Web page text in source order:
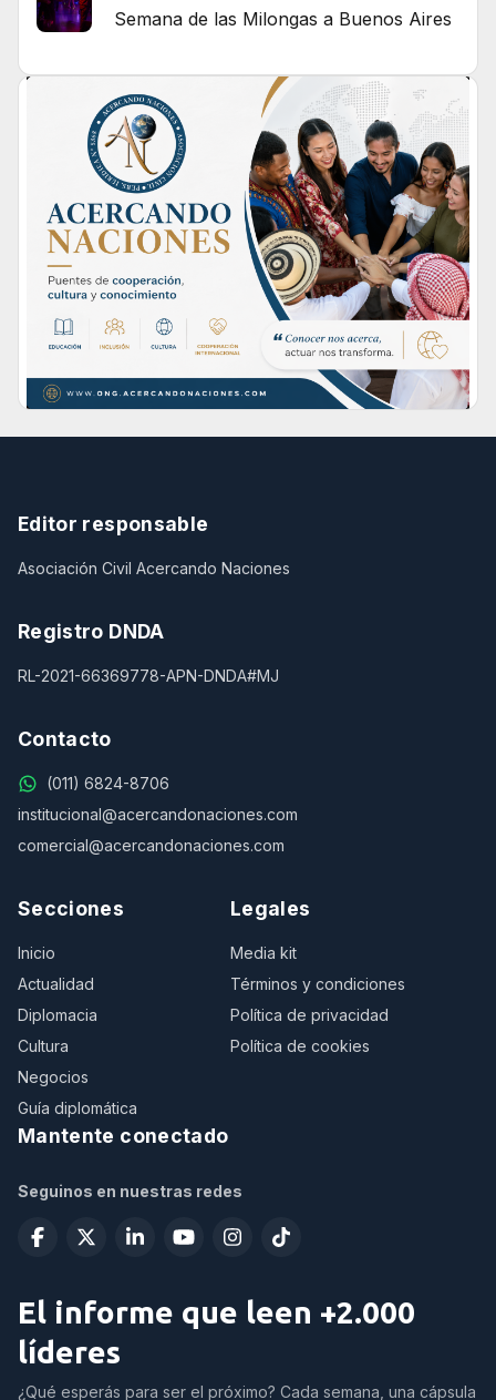
Semana de las Milongas a Buenos Aires
Editor responsable
Asociación Civil Acercando Naciones
Registro DNDA
RL-2021-66369778-APN-DNDA#MJ
Contacto
(011) 6824-8706
institucional@acercandonaciones.com
comercial@acercandonaciones.com
Secciones
Inicio
Actualidad
Diplomacia
Cultura
Negocios
Guía diplomática
Legales
Media kit
Términos y condiciones
Política de privacidad
Política de cookies
Mantente conectado
Seguinos en nuestras redes
El informe que leen +2.000
líderes
¿Qué esperás para ser el próximo? Cada semana, una cápsula